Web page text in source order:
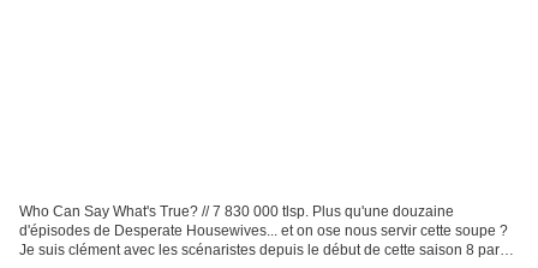
Who Can Say What's True? // 7 830 000 tlsp. Plus qu'une douzaine
d'épisodes de Desperate Housewives... et on ose nous servir cette soupe ?
Je suis clément avec les scénaristes depuis le début de cette saison 8 parce